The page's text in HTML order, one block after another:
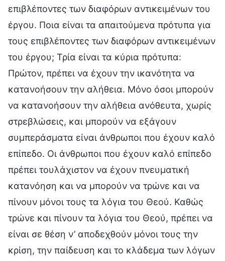
επιβλέποντες των διαφόρων αντικειμένων του
έργου. Ποια είναι τα απαιτούμενα πρότυπα για
τους επιβλέποντες των διαφόρων αντικειμένων
του έργου; Τρία είναι τα κύρια πρότυπα:
Πρώτον, πρέπει να έχουν την ικανότητα να
κατανοήσουν την αλήθεια. Μόνο όσοι μπορούν
να κατανοήσουν την αλήθεια ανόθευτα, χωρίς
στρεβλώσεις, και μπορούν να εξάγουν
συμπεράσματα είναι άνθρωποι που έχουν καλό
επίπεδο. Οι άνθρωποι που έχουν καλό επίπεδο
πρέπει τουλάχιστον να έχουν πνευματική
κατανόηση και να μπορούν να τρώνε και να
πίνουν μόνοι τους τα λόγια του Θεού. Καθώς
τρώνε και πίνουν τα λόγια του Θεού, πρέπει να
είναι σε θέση ν’ αποδεχθούν μόνοι τους την
κρίση, την παίδευση και το κλάδεμα των λόγων